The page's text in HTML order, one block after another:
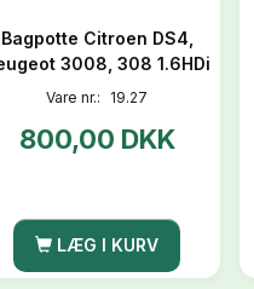
Bagpotte Citroen DS4,
3008, 308 1.6HDi
Vare nr.: 19.27
800,00 DKK
LÆG I KURV